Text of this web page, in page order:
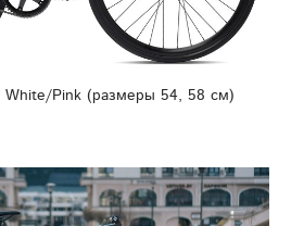
White/Pink (размеры 54, 58 см)